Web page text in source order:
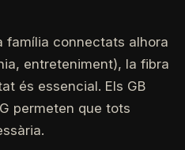
família connectats alhora
entreteniment), la fibra
és essencial. Els GB
permeten que tots